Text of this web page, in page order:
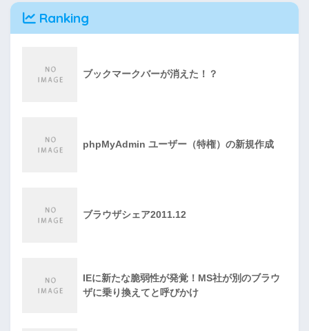
Ranking
ブックマークバーが消えた！？
phpMyAdmin ユーザー（特権）の新規作成
ブラウザシェア2011.12
IEに新たな脆弱性が発覚！MS社が別のブラウ
ザに乗り換えてと呼びかけ